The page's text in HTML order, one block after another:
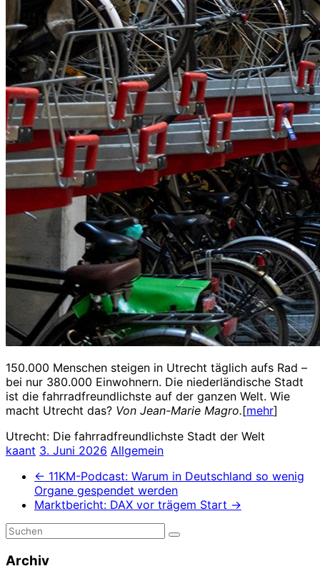
150.000 Menschen steigen in Utrecht täglich aufs Rad –
bei nur 380.000 Einwohnern. Die niederländische Stadt
ist die fahrradfreundlichste auf der ganzen Welt. Wie
macht Utrecht das? Von Jean-Marie Magro.[mehr]
Utrecht: Die fahrradfreundlichste Stadt der Welt
kaant 3. Juni 2026 Allgemein
← 11KM-Podcast: Warum in Deutschland so wenig
Organe gespendet werden
Marktbericht: DAX vor trägem Start →
Archiv